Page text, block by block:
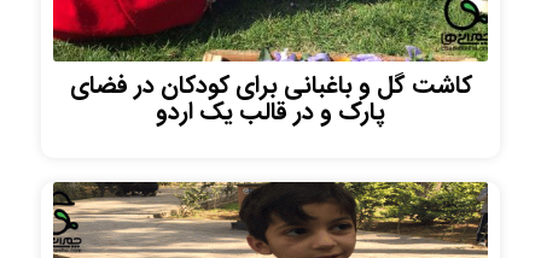
کاشت گل و باغبانی برای کودکان در فضای
پارک و در قالب یک اردو